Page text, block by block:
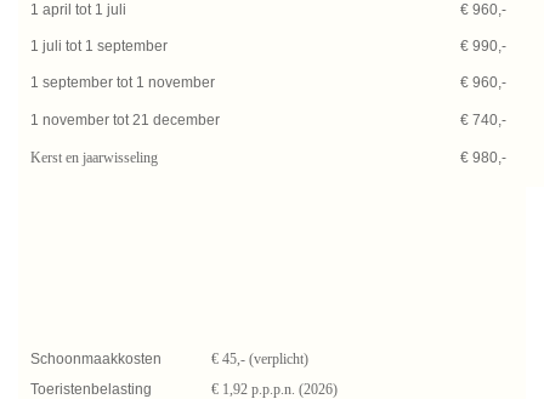
1 april tot 1 juli € 960,-
1 juli tot 1 september € 990,-
1 september tot 1 november € 960,-
1 november tot 21 december € 740,-
Kerst en jaarwisseling € 980,-
Schoonmaakkosten
€ 45,- (verplicht)
Toeristenbelasting
€ 1,92 p.p.p.n. (2026)